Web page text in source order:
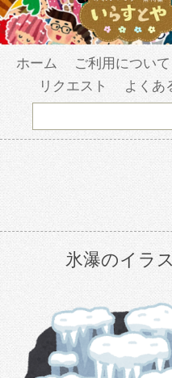
ホーム ご利用について
リクエスト
よくあ
氷瀑のイラ